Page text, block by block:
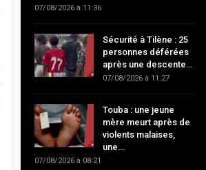
07/08/2026 à 11:36
Sécurité à Tilène : 25
personnes déférées
après une descente…
07/08/2026 à 11:27
Touba : une jeune
mère meurt après de
violents malaises,
une…
07/08/2026 à 08:21